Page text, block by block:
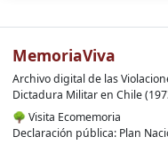
MemoriaViva
Archivo digital de las
Dictadura Militar en Chile
🌳 Visita Ecomemoria
Declaración pública: Plan